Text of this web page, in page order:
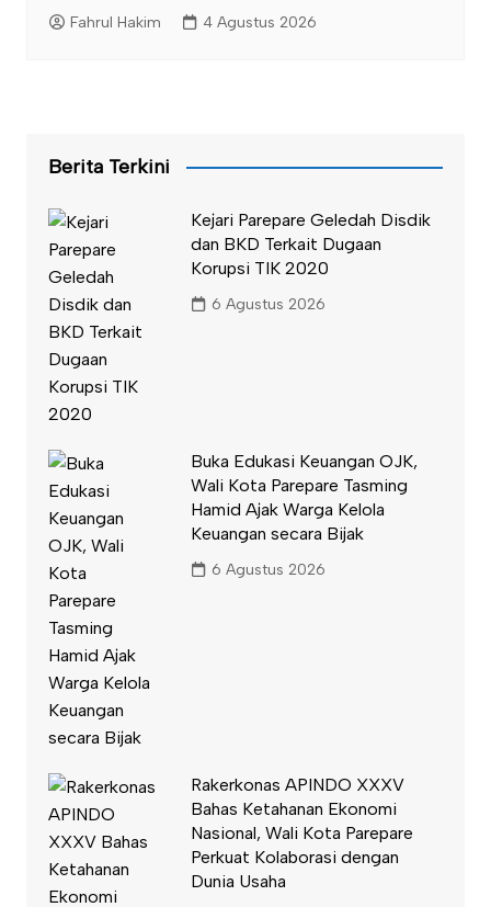
Fahrul Hakim 4 Agustus 2026
Berita Terkini
Kejari Parepare Geledah Disdik
dan BKD Terkait Dugaan
Korupsi TIK 2020
6 Agustus 2026
Buka Edukasi Keuangan OJK,
Wali Kota Parepare Tasming
Hamid Ajak Warga Kelola
Keuangan secara Bijak
6 Agustus 2026
Rakerkonas APINDO XXXV
Bahas Ketahanan Ekonomi
Nasional, Wali Kota Parepare
Perkuat Kolaborasi dengan
Dunia Usaha